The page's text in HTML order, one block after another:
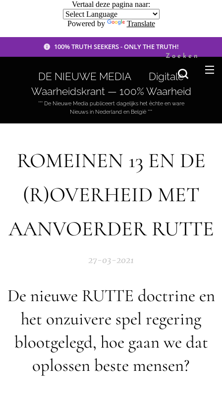
Vertaal deze pagina naar:
Powered by Translate
100% TRUTH SEEKERS - ONLY THE TRUTH!
DE NIEUWE MEDIA 🟣 Digitale
Waarheidskrant — 100% Waarheid
*** De Nieuwe Media publiceert dagelijks het èchte en ware
Nieuws in Nederland en België ***
Zoeken
ROMEINEN 13 EN DE
(R)OVERHEID MET
AANVOERDER RUTTE
27-03-2021
De nieuwe RUTTE doctrine en
het onzuivere spel regering
blootgelegd, hoe gaan we dat
oplossen beste mensen?